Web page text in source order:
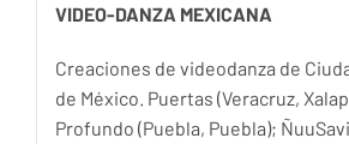
VIDEO-DANZA MEXICANA
Creaciones de videodanza de
de México. Puertas (Veracruz,
Profundo (Puebla, Puebla);